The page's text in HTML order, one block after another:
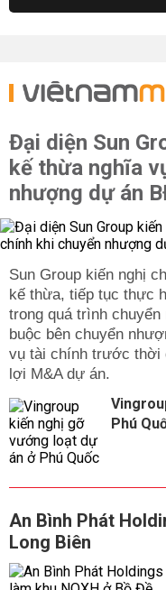
Đại diện Sun
kế thừa nghĩa
nhượng dự án
Sun Group kiến nghị
kế thừa, tiếp tục thực
trong quá trình
buộc bên chuyển
vụ tài chính trước thời
lợi M&A dự án.
Phú
An Bình Phát
Long Biên